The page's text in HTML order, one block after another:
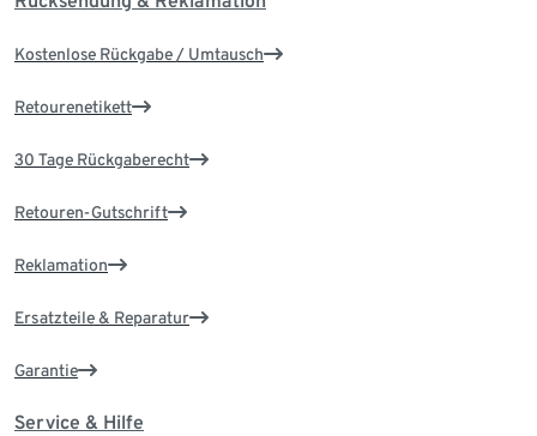
Kostenlose Rückgabe / Umtausch
Retourenetikett
30 Tage Rückgaberecht
Retouren-Gutschrift
Reklamation
Ersatzteile & Reparatur
Garantie
Service & Hilfe